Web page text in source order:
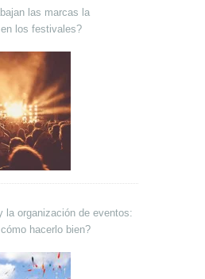
las marcas la
los festivales?
la organización de eventos:
hacerlo bien?